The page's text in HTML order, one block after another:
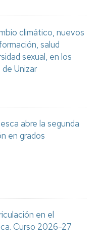
climático, nuevos
salud
sexual, en los
Unizar
abre la segunda
en grados
en el
Curso 2026-27